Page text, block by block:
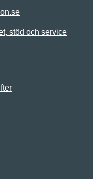
stöd och service